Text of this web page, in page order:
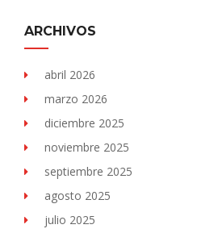
ARCHIVOS
abril 2026
marzo 2026
diciembre 2025
noviembre 2025
septiembre 2025
agosto 2025
julio 2025